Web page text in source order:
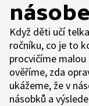
Když děti učí
ročníku, co je to
procvičíme
ověříme, zda
ukážeme, že v
násobků a